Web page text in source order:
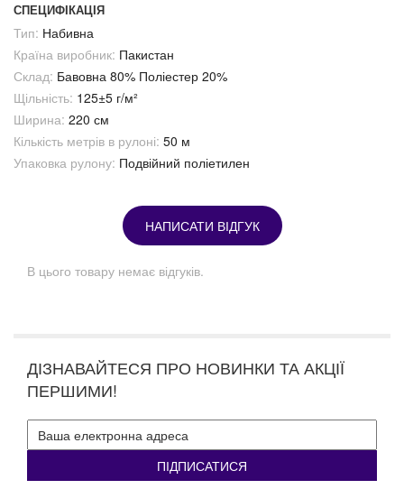
СПЕЦИФІКАЦІЯ
Тип: Набивна
Країна виробник: Пакистан
Склад: Бавовна 80% Поліестер 20%
Щільність: 125±5 г/м²
Ширина: 220 см
Кількість метрів в рулоні: 50 м
Упаковка рулону: Подвійний поліетилен
НАПИСАТИ ВІДГУК
В цього товару немає відгуків.
ДІЗНАВАЙТЕСЯ ПРО НОВИНКИ ТА АКЦІЇ
ПЕРШИМИ!
ПІДПИСАТИСЯ